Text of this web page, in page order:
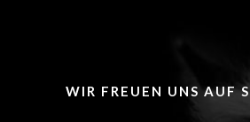
WIR FREUEN UNS AUF